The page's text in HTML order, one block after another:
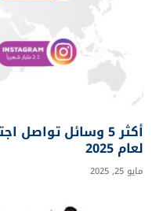
المقالاتذات الصلة